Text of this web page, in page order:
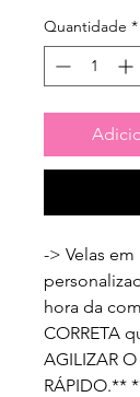
Quantidade *
-> Velas
hora da
CORRETA
AGILIZAR
RÁPIDO.**